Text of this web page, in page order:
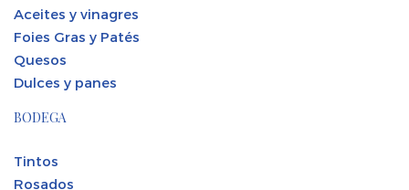
Aceites y vinagres
Foies Gras y Patés
Quesos
Dulces y panes
BODEGA
Tintos
Rosados